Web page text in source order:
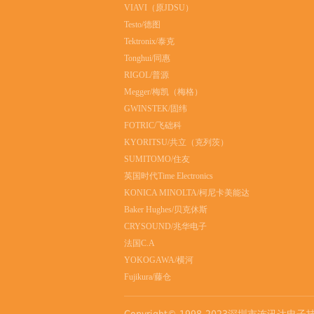
VIAVI（原JDSU）
Testo/德图
Tektronix/泰克
Tonghui/同惠
RIGOL/普源
Megger/梅凯（梅格）
GWINSTEK/固纬
FOTRIC/飞础科
KYORITSU/共立（克列茨）
SUMITOMO/住友
英国时代Time Electronics
KONICA MINOLTA/柯尼卡美能达
Baker Hughes/贝克休斯
CRYSOUND/兆华电子
法国C.A
YOKOGAWA/横河
Fujikura/藤仓